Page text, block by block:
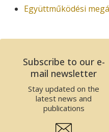
Együttműködési
Subscribe to our e-
mail newsletter
Stay updated on the
latest news and
publications